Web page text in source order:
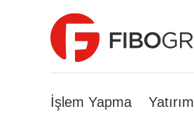
İşlem Yapma Yatırım